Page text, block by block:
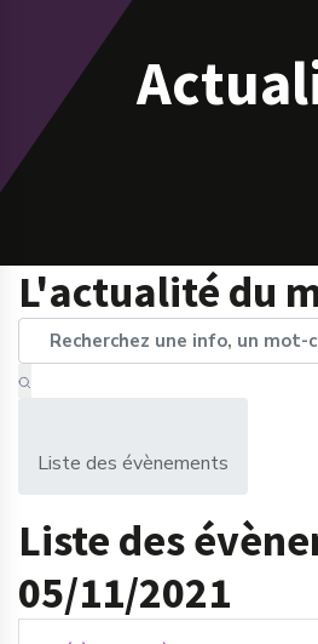
L'actualité du
Liste des évènements
Liste des
05/11/2021